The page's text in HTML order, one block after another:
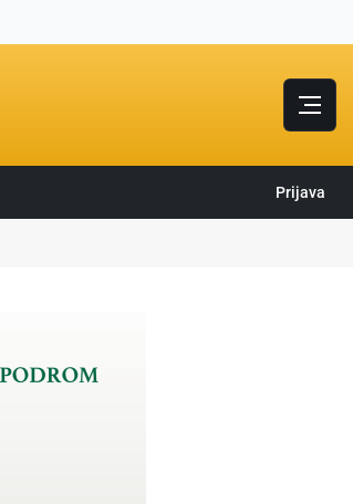
Prijava